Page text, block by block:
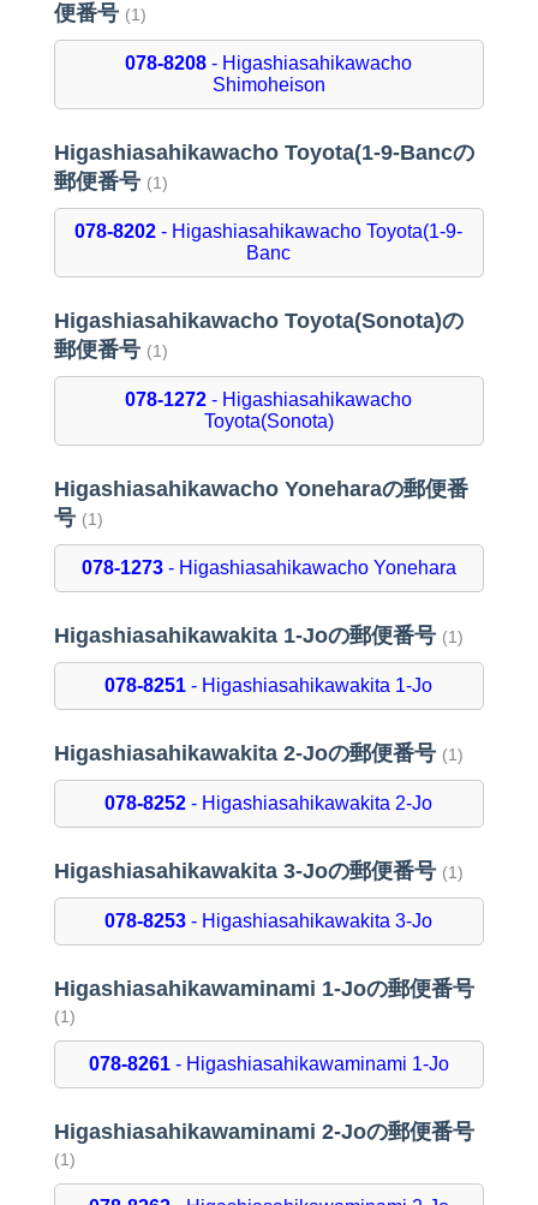
便番号 (1)
078-8208 - Higashiasahikawacho
Shimoheison
Higashiasahikawacho Toyota(1-9-Bancの
郵便番号 (1)
078-8202 - Higashiasahikawacho Toyota(1-9-
Banc
Higashiasahikawacho Toyota(Sonota)の
郵便番号 (1)
078-1272 - Higashiasahikawacho
Toyota(Sonota)
Higashiasahikawacho Yoneharaの郵便番
号 (1)
078-1273- Higashiasahikawacho Yonehara
Higashiasahikawakita 1-Joの郵便番号 (1)
078-8251 - Higashiasahikawakita 1-Jo
Higashiasahikawakita 2-Joの郵便番号 (1)
078-8252 - Higashiasahikawakita 2-Jo
Higashiasahikawakita 3-Joの郵便番号 (1)
078-8253 - Higashiasahikawakita 3-Jo
Higashiasahikawaminami 1-Joの郵便番号
(1)
078-8261- Higashiasahikawaminami 1-Jo
Higashiasahikawaminami 2-Joの郵便番号
(1)